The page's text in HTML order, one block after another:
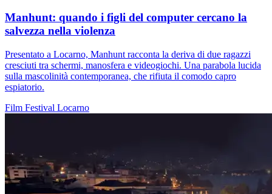
Manhunt: quando i figli del computer cercano la
salvezza nella violenza
Presentato a Locarno, Manhunt racconta la deriva di due ragazzi
cresciuti tra schermi, manosfera e videogiochi. Una parabola lucida
sulla mascolinità contemporanea, che rifiuta il comodo capro
espiatorio.
Film Festival Locarno